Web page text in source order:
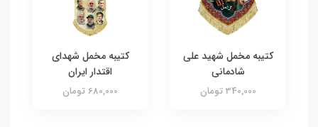
کتیبه مخمل شهید علی
شادمانی
340,000 تومان
کتیبه مخمل شهدای
اقتدار ایران
680,000 تومان